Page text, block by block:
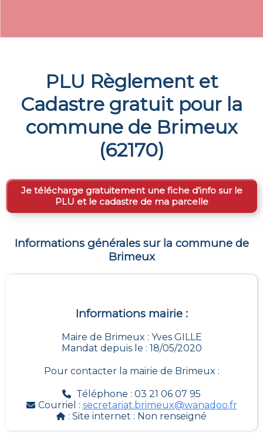
PLU Règlement et
Cadastre gratuit pour la
commune de Brimeux
(62170)
Je télécharge gratuitement une fiche d’info sur le
PLU et le cadastre de ma parcelle
Informations générales sur la commune de
Brimeux
Informations mairie :
Maire de Brimeux : Yves GILLE
Mandat depuis le : 18/05/2020
Pour contacter la mairie de Brimeux :
Téléphone : 03 21 06 07 95
Courriel : secretariat.brimeux@wanadoo.fr
: Site internet : Non renseigné